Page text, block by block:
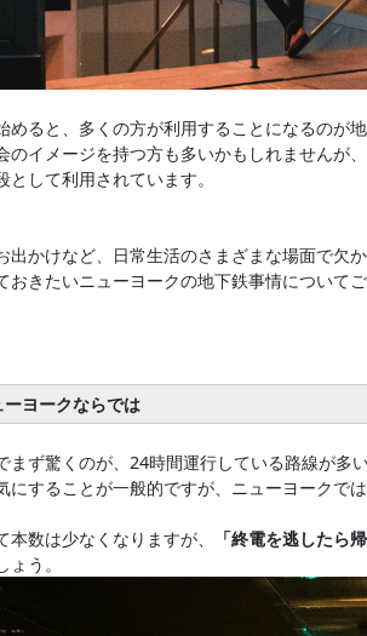
めると、多くの方が利用することになるのが
のイメージを持つ方も多いかもしれませんが
して利用されています。
出かけなど、日常生活のさまざまな場面で欠
おきたいニューヨークの地下鉄事情について
ヨークならでは
まず驚くのが、24時間運行している路線が多
にすることが一般的ですが、ニューヨークで
数は少なくなりますが、
「終電を逃したら
う。